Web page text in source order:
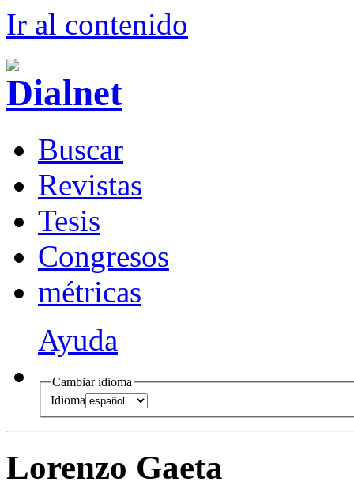
Ir al contenido
Buscar
Revistas
Tesis
Congresos
métricas
Ayuda
Cambiar idioma
Idioma
Lorenzo Gaeta